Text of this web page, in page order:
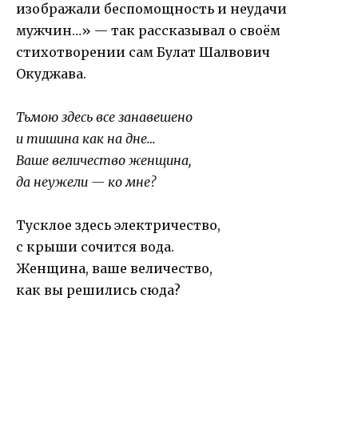
изображали беспомощность и неудачи
мужчин…» — так рассказывал о своём
стихотворении сам Булат Шалвович
Окуджава.
Тьмою здесь все занавешено
и тишина как на дне…
Ваше величество женщина,
да неужели — ко мне?
Тусклое здесь электричество,
с крыши сочится вода.
Женщина, ваше величество,
как вы решились сюда?